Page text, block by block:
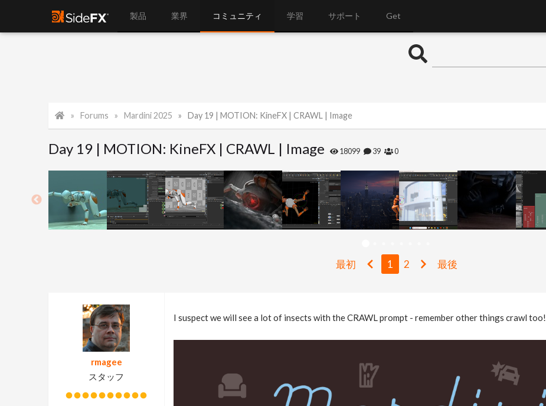
製品 業界 コミュニティ 学習 サポート Get
Forums Mardini 2025 Day 19 | MOTION: KineFX | CRAWL | Image
Day 19 | MOTION: KineFX | CRAWL | Image 18099 39 0
最初 1 2 最後
rmagee
スタッフ
I suspect we will see a lot of insects with the CRAWL prompt - remember other things crawl too!